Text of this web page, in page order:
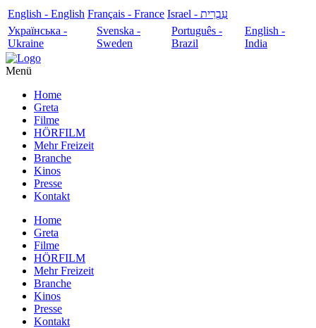
English - English Français - France
עִבְרִית - Israel
Українська -
Ukraine
Svenska -
Sweden
Português -
Brazil
English -
India
Menü
Home
Greta
Filme
HÖRFILM
Mehr Freizeit
Branche
Kinos
Presse
Kontakt
Home
Greta
Filme
HÖRFILM
Mehr Freizeit
Branche
Kinos
Presse
Kontakt